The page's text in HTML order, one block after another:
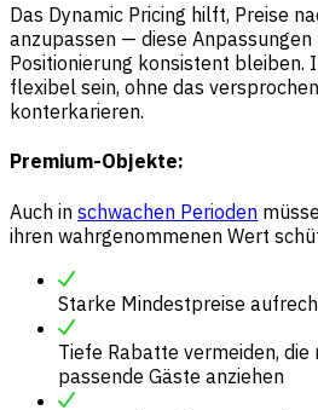
Das Dynamic Pricing hilft, Preise
anzupassen — diese
Positionierung konsistent bleiben.
flexibel sein, ohne das
konterkarieren.
Premium-Objekte:
Auch in schwachen Perioden
ihren wahrgenommenen Wert
Starke Mindestpreise
Tiefe Rabatte vermeiden,
passende Gäste anziehen